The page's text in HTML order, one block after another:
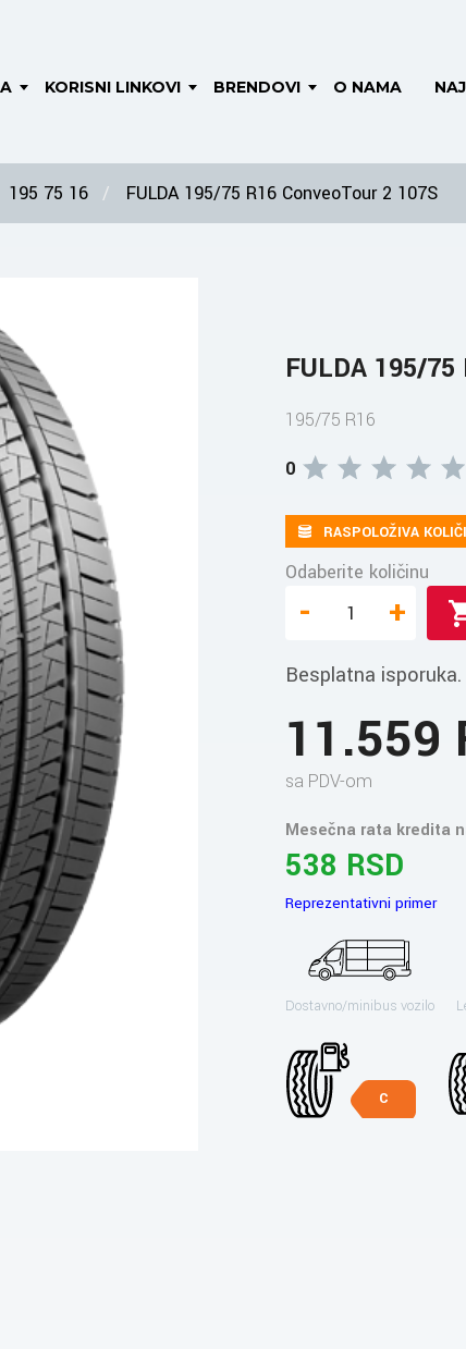
KORISNI LINKOVI BRENDOVI O NAMA
195 75 16 FULDA 195/75 R16 ConveoTour 2 107S
FULDA 195/75
195/75 R16
0
RASPOLOŽIVA
Odaberite količinu
- +
Besplatna isporuka.
11.559
sa PDV-om
Mesečna rata kredita
538 RSD
Reprezentativni primer
Dostavno/minibus vozilo
C